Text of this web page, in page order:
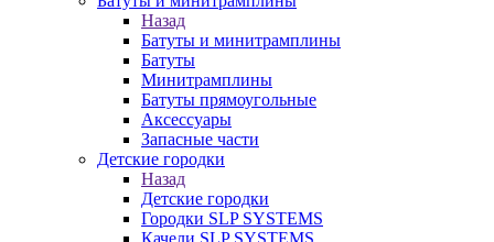
Назад
Батуты и минитрамплины
Батуты
Минитрамплины
Батуты прямоугольные
Аксессуары
Запасные части
Детские городки
Назад
Детские городки
Городки SLP SYSTEMS
Качели SLP SYSTEMS